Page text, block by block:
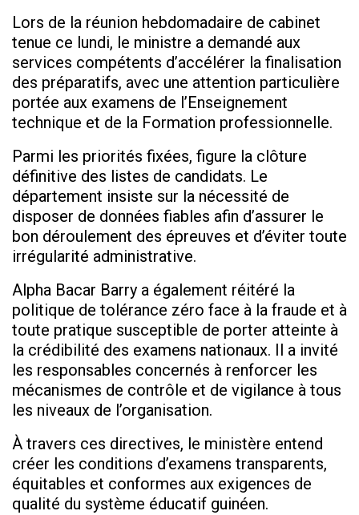
Lors de la réunion hebdomadaire de cabinet
tenue ce lundi, le ministre a demandé aux
services compétents d’accélérer la finalisation
des préparatifs, avec une attention particulière
portée aux examens de l’Enseignement
technique et de la Formation professionnelle.
Parmi les priorités fixées, figure la clôture
définitive des listes de candidats. Le
département insiste sur la nécessité de
disposer de données fiables afin d’assurer le
bon déroulement des épreuves et d’éviter toute
irrégularité administrative.
Alpha Bacar Barry a également réitéré la
politique de tolérance zéro face à la fraude et à
toute pratique susceptible de porter atteinte à
la crédibilité des examens nationaux. Il a invité
les responsables concernés à renforcer les
mécanismes de contrôle et de vigilance à tous
les niveaux de l’organisation.
À travers ces directives, le ministère entend
créer les conditions d’examens transparents,
équitables et conformes aux exigences de
qualité du système éducatif guinéen.